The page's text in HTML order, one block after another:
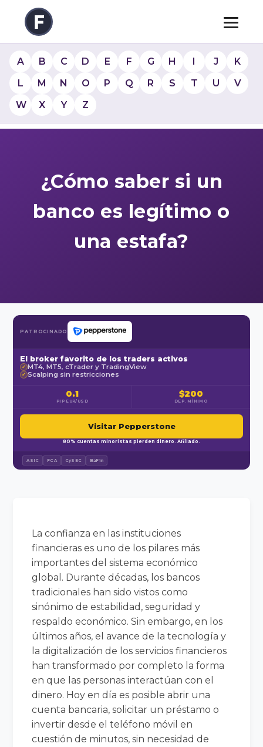
A B C D E F G H I J
K
L
M N O P Q R S T U
V
W
X Y Z
¿Cómo saber si un
banco es legítimo o
una estafa?
PATROCINADO
El broker favorito de los traders activos
✓ MT4, MT5, cTrader y TradingView
✓ Scalping sin restricciones
0.1
PIP EUR/USD
$200
DEP. MÍNIMO
Visitar Pepperstone
80% cuentas minoristas pierden dinero. Afiliado.
ASIC FCA CySEC BaFin
La confianza en las instituciones
financieras es uno de los pilares más
importantes del sistema económico
global. Durante décadas, los bancos
tradicionales han sido vistos como
sinónimo de estabilidad, seguridad y
respaldo económico. Sin embargo, en los
últimos años, el avance de la tecnología y
la digitalización de los servicios financieros
han transformado por completo la forma
en que las personas interactúan con el
dinero. Hoy en día es posible abrir una
cuenta bancaria, solicitar un préstamo o
invertir desde el teléfono móvil en
cuestión de minutos, sin necesidad de